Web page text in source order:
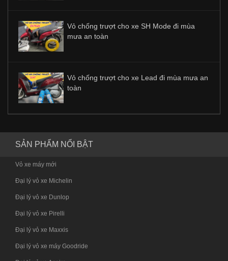
Vỏ chống trượt cho xe SH Mode đi mùa
mưa an toàn
Vỏ chống trượt cho xe Lead đi mùa mưa an
toàn
SẢN PHẨM NỔI BẬT
Vỏ xe máy mới
Đại lý vỏ xe Michelin
Đại lý vỏ xe Dunlop
Đại lý vỏ xe Pirelli
Đại lý vỏ xe Maxxis
Đại lý vỏ xe máy Goodride